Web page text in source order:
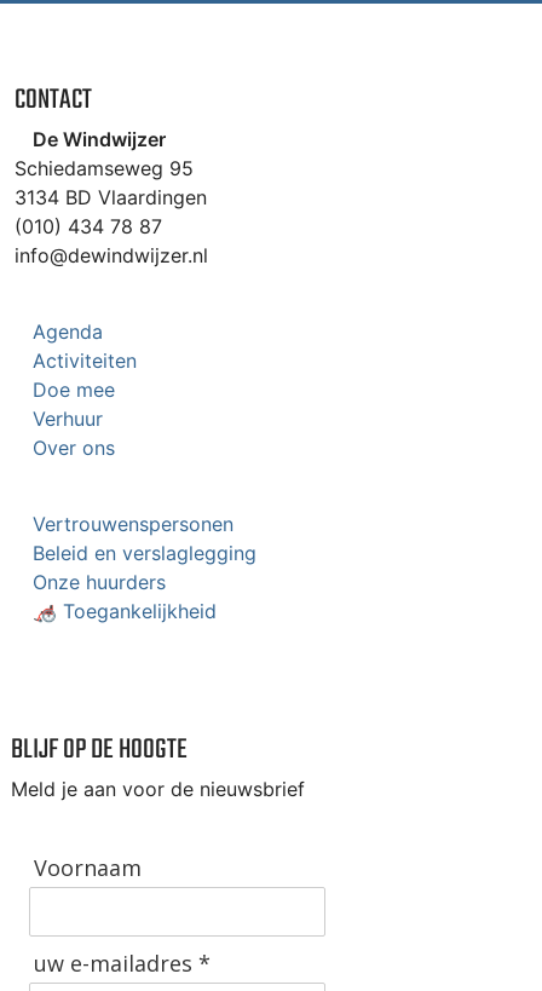
CONTACT
De Windwijzer
Schiedamseweg 95
3134 BD Vlaardingen
(010) 434 78 87
info@dewindwijzer.nl
Agenda
Activiteiten
Doe mee
Verhuur
Over ons
Vertrouwenspersonen
Beleid en verslaglegging
Onze huurders
🦽 Toegankelijkheid
BLIJF OP DE HOOGTE
Meld je aan voor de nieuwsbrief
Voornaam
uw e-mailadres *